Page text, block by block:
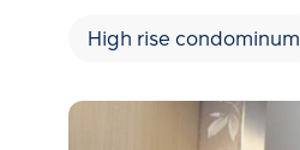
High rise condominum